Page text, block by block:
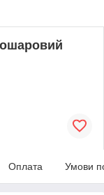
Оплата Умови